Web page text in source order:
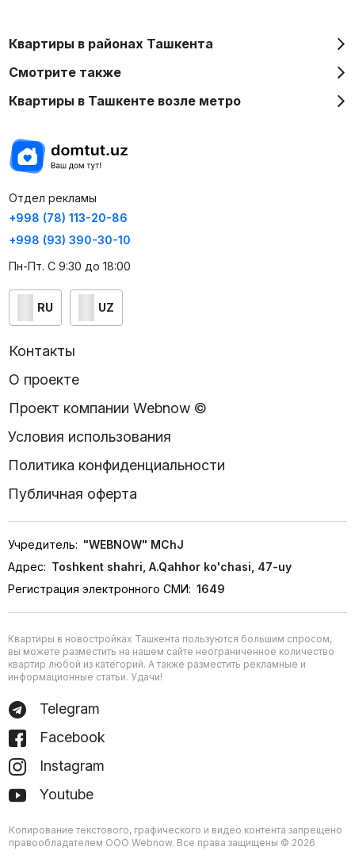
Квартиры в районах Ташкента
Смотрите также
Квартиры в Ташкенте возле метро
Отдел рекламы
+998 (78) 113-20-86
+998 (93) 390-30-10
Пн-Пт. С 9:30 до 18:00
RU UZ
Контакты
О проекте
Проект компании Webnow ©
Условия использования
Политика конфиденциальности
Публичная оферта
Учредитель: "WEBNOW" MChJ
Адрес: Toshkent shahri, A.Qahhor ko'chasi, 47-uy
Регистрация электронного СМИ: 1649
Квартиры в новостройках Ташкента пользуются большим спросом,
вы можете разместить на нашем сайте неограниченное количество
квартир любой из категорий. А также разместить рекламные и
информационные статьи. Удачи!
Telegram
Facebook
Instagram
Youtube
Копирование текстового, графического и видео контента запрещено
правообладателем ООО Webnow. Все права защищены © 2026